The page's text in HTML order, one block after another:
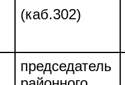
(каб.302)
председатель